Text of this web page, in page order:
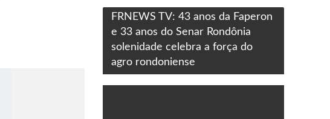
FRNEWS TV: 43 anos da Faperon
e 33 anos do Senar Rondônia
solenidade celebra a força do
agro rondoniense